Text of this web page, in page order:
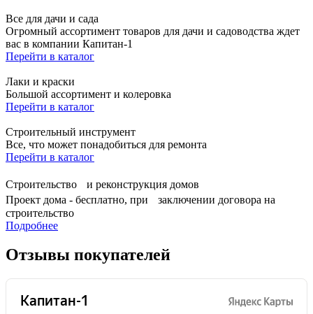
Все для дачи и сада
Огромный ассортимент товаров для дачи и садоводства ждет
вас в компании Капитан-1
Перейти в каталог
Лаки и краски
Большой ассортимент и колеровка
Перейти в каталог
Строительный инструмент
Все, что может понадобиться для ремонта
Перейти в каталог
Строительство и реконструкция домов
Проект дома - бесплатно, при заключении договора на
строительство
Подробнее
Отзывы покупателей